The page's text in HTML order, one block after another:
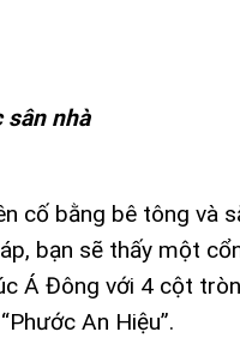
sân nhà
cố bằng bê tông và
bạn sẽ thấy một
Á Đông với 4 cột
An Hiệu”.